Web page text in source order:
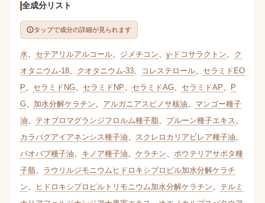
全成分リスト
タップで成分の詳細が見られます
水 セテアリルアルコール、 ジメチコン γ-ドコサラクトン
ク
オタニウム-18、 クオタニウム-33、 コレステロール、 セラミドEO
P
セラミドNG、 セラミドNP セラミドAG、 セラミドAP
P
G、 加水分解ケラチン アルガニアスピノサ核油
マンゴー種子
油
テオブロマグランジフロルム種子脂、 プルーン種子エキス
カラパグアイアネンシス種子油
スクレロカリアビレア種子油
バオバブ種子油
キノア種子油 ケラチン
ポウテリアサポタ種
子脂、 ラウリルジモニウムヒドロキシプロピル加水分解ケラチ
ン
ヒドロキシプロピルトリモニウム加水分解ケラチン
テルミ